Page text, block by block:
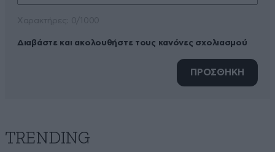
Διαβάστε και ακολουθήστε τους κανόνες σχολιασμού
ΠΡΟΣΘΗΚΗ
TRENDING